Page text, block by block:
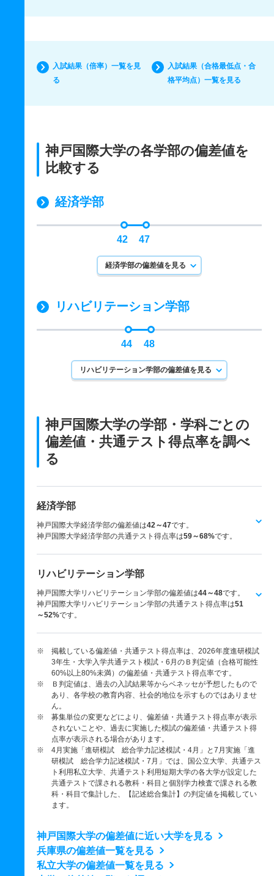
入試結果（倍率）一覧を見
る
入試結果（合格最低点・合
格平均点）一覧を見る
神戸国際大学の各学部の偏差値を
比較する
経済学部
42 47
経済学部の偏差値を見る
リハビリテーション学部
44 48
リハビリテーション学部の偏差値を見る
神戸国際大学の学部・学科ごとの
偏差値・共通テスト得点率を調べ
る
経済学部
神戸国際大学経済学部の偏差値は42～47です。
神戸国際大学経済学部の共通テスト得点率は59～68%です。
リハビリテーション学部
神戸国際大学リハビリテーション学部の偏差値は44～48です。
神戸国際大学リハビリテーション学部の共通テスト得点率は51
～52%です。
※ 掲載している偏差値・共通テスト得点率は、2026年度進研模試
3年生・大学入学共通テスト模試・6月のＢ判定値（合格可能性
60%以上80%未満）の偏差値・共通テスト得点率です。
※ Ｂ判定値は、過去の入試結果等からベネッセが予想したもので
あり、各学校の教育内容、社会的地位を示すものではありませ
ん。
※ 募集単位の変更などにより、偏差値・共通テスト得点率が表示
されないことや、過去に実施した模試の偏差値・共通テスト得
点率が表示される場合があります。
※ 4月実施「進研模試 総合学力記述模試・4月」と7月実施「進
研模試 総合学力記述模試・7月」では、国公立大学、共通テス
ト利用私立大学、共通テスト利用短期大学の各大学が設定した
共通テストで課される教科・科目と個別学力検査で課される教
科・科目で集計した、【記述総合集計】の判定値を掲載してい
ます。
神戸国際大学の偏差値に近い大学を見る
兵庫県の偏差値一覧を見る
私立大学の偏差値一覧を見る